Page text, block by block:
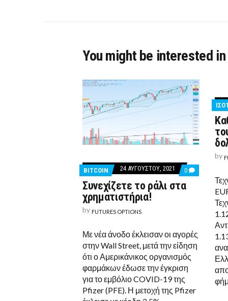
You might be interested
BITCOIN 24 ΑΥΓΟΎΣΤΟΥ, 2021 0 COMMENTS
ON
ΣΥΝΕΧΊΖΕΤΕ
Συνεχίζετε το ράλι στα
χρηματιστήρια!
by FUTURES OPTIONS
Με νέα άνοδο έκλεισαν οι αγορές
στην Wall Street, μετά την είδηση
ότι ο Αμερικάνικος οργανισμός
φαρμάκων έδωσε την έγκριση
για το εμβόλιο COVID-19 της
Pfizer (PFE). Η μετοχή της Pfizer
by